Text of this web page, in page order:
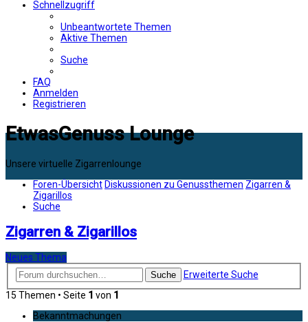
Schnellzugriff
Unbeantwortete Themen
Aktive Themen
Suche
FAQ
Anmelden
Registrieren
EtwasGenuss Lounge
Unsere virtuelle Zigarrenlounge
Foren-ÜbersichtDiskussionen zu Genussthemen Zigarren &
Zigarillos
Suche
Zigarren & Zigarillos
Neues Thema
Suche
Erweiterte Suche
15 Themen • Seite 1 von 1
Bekanntmachungen